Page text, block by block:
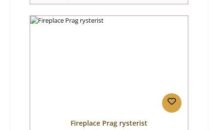
Fireplace Prag rysterist